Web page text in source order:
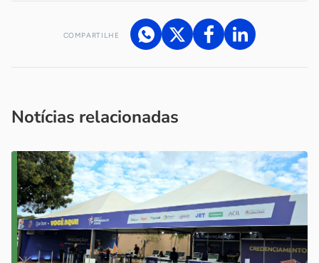
COMPARTILHE
Notícias relacionadas